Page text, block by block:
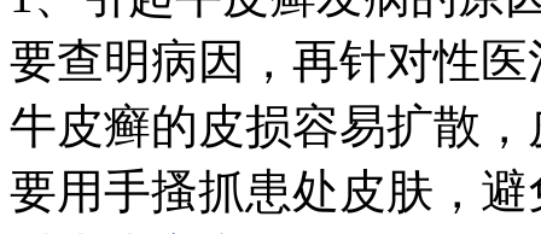
要查明病因，再针对性
牛皮癣的皮损容易扩散
要用手搔抓患处皮肤，